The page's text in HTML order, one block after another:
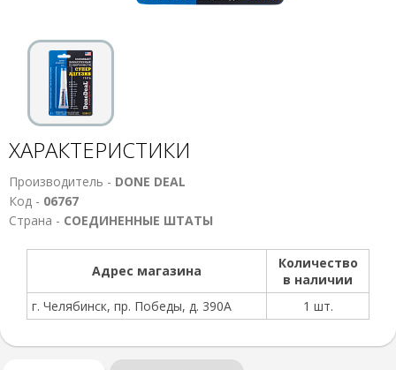
ХАРАКТЕРИСТИКИ
Производитель - DONE DEAL
Код - 06767
Страна - СОЕДИНЕННЫЕ ШТАТЫ
Адрес магазина
Количество
в наличии
г. Челябинск, пр. Победы, д. 390А
1 шт.